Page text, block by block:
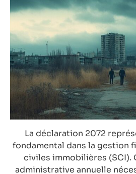
La déclaration 2072
fondamental dans la gestion
civiles immobilières
administrative annuelle